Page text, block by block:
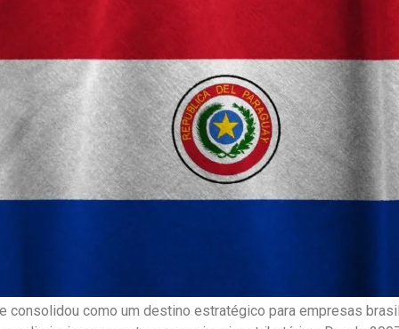
consolidou como um destino estratégico para empresas